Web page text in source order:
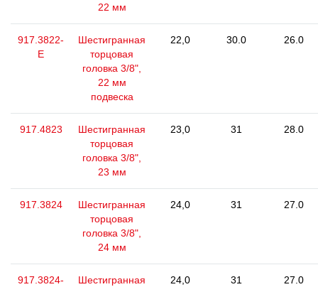
22 мм
917.3822-
E
Шестигранная
торцовая
головка 3/8",
22 мм
подвеска
22,0 30.0 26.0
917.4823
Шестигранная
торцовая
головка 3/8",
23 мм
23,0 31 28.0
917.3824
Шестигранная
торцовая
головка 3/8",
24 мм
24,0 31 27.0
917.3824-
Шестигранная
24,0 31 27.0